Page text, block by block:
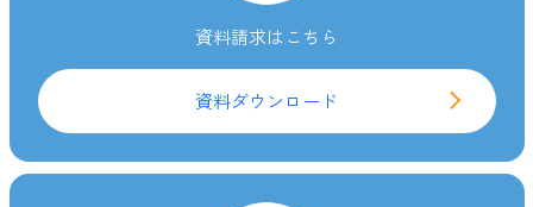
資料請求はこちら
資料ダウンロード